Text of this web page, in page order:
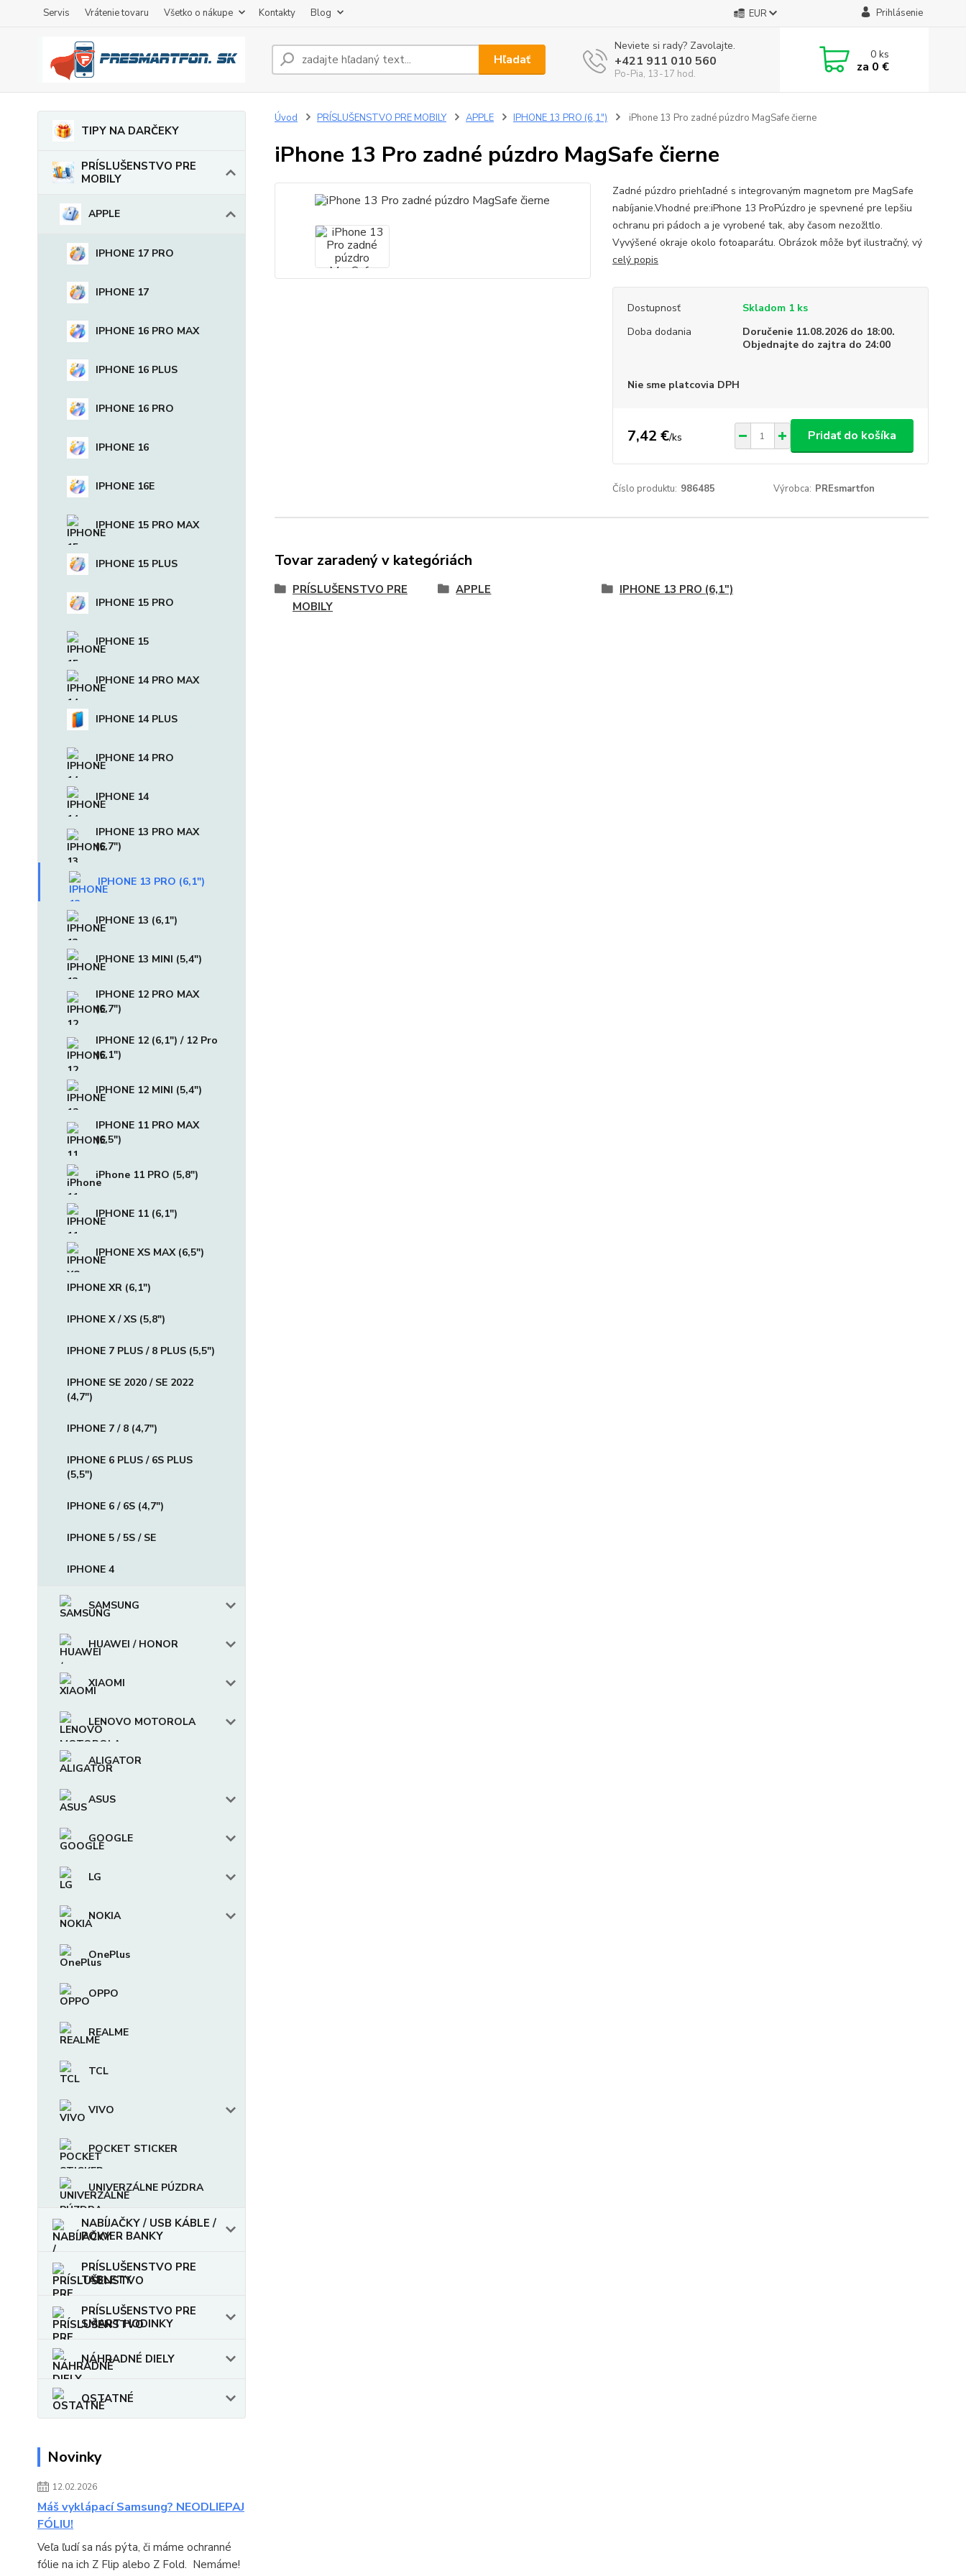
Servis Vrátenie tovaru Všetko o nákupe Kontakty Blog EUR Prihlásenie
Hľadať
Neviete si rady? Zavolajte.
+421 911 010 560
Po-Pia, 13-17 hod.
0ks
za 0 €
TIPY NA DARČEKY
PRÍSLUŠENSTVO PRE
MOBILY
APPLE
IPHONE 17 PRO
IPHONE 17
IPHONE 16 PRO MAX
IPHONE 16 PLUS
IPHONE 16 PRO
IPHONE 16
IPHONE 16E
IPHONE 15 PRO MAX
IPHONE 15 PLUS
IPHONE 15 PRO
IPHONE 15
IPHONE 14 PRO MAX
IPHONE 14 PLUS
IPHONE 14 PRO
IPHONE 14
IPHONE 13 PRO MAX
(6,7")
IPHONE 13 PRO (6,1")
IPHONE 13 (6,1")
IPHONE 13 MINI (5,4")
IPHONE 12 PRO MAX
(6,7")
IPHONE 12 (6,1") / 12 Pro
(6,1")
IPHONE 12 MINI (5,4")
IPHONE 11 PRO MAX
(6,5")
iPhone 11 PRO (5,8")
IPHONE 11 (6,1")
IPHONE XS MAX (6,5")
IPHONE XR (6,1")
IPHONE X / XS (5,8")
IPHONE 7 PLUS / 8 PLUS (5,5")
IPHONE SE 2020 / SE 2022
(4,7")
IPHONE 7 / 8 (4,7")
IPHONE 6 PLUS / 6S PLUS
(5,5")
IPHONE 6 / 6S (4,7")
IPHONE 5 / 5S / SE
IPHONE 4
SAMSUNG
HUAWEI / HONOR
XIAOMI
LENOVO MOTOROLA
ALIGATOR
ASUS
GOOGLE
LG
NOKIA
OnePlus
OPPO
REALME
TCL
VIVO
POCKET STICKER
UNIVERZÁLNE PÚZDRA
NABÍJAČKY / USB KÁBLE /
POWER BANKY
PRÍSLUŠENSTVO PRE
TABLETY
PRÍSLUŠENSTVO PRE
SMART HODINKY
NÁHRADNÉ DIELY
OSTATNÉ
Novinky
12.02.2026
Máš vyklápací Samsung? NEODLIEPAJ
FÓLIU!
Veľa ľudí sa nás pýta, či máme ochranné
fólie na ich Z Flip alebo Z Fold. Nemáme!
Úvod PRÍSLUŠENSTVO PRE MOBILY APPLE IPHONE 13 PRO (6,1") iPhone 13 Pro zadné púzdro MagSafe čierne
iPhone 13 Pro zadné púzdro MagSafe čierne
Zadné púzdro priehľadné s integrovaným magnetom pre MagSafe
nabíjanie.Vhodné pre:iPhone 13 ProPúzdro je spevnené pre lepšiu
ochranu pri pádoch a je vyrobené tak, aby časom nezožltlo.
Vyvýšené okraje okolo fotoaparátu. Obrázok môže byť ilustračný, vý
celý popis
Dostupnosť
Skladom 1 ks
Doba dodania
Doručenie 11.08.2026 do 18:00.
Objednajte do zajtra do 24:00
Nie sme platcovia DPH
7,42 €/ks Pridať do košíka
Číslo produktu: 986485 Výrobca: PREsmartfon
Tovar zaradený v kategóriách
PRÍSLUŠENSTVO PRE
MOBILY
APPLE IPHONE 13 PRO (6,1")